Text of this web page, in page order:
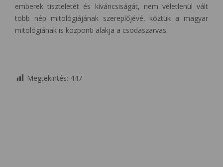
emberek tiszteletét és kíváncsiságát, nem véletlenül vált
több nép mitológiájának szereplőjévé, köztük a magyar
mitológiának is központi alakja a csodaszarvas.
Megtekintés: 447